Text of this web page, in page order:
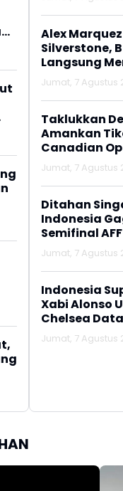
Alex
Silverstone,
Langsung
Jumat, 7 Agustus
Taklukkan
Amankan
Canadian
Jumat, 7 Agustus
Ditahan
Indonesia
Semifinal
Jumat, 7 Agustus
Indonesia
Xabi Alonso
Chelsea
Jumat, 7 Agustus